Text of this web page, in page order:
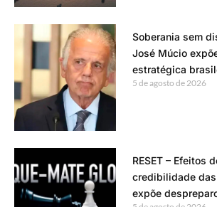
Soberania sem
José Múcio
estratégica
5 de agosto de 2026
RESET – Efeitos
credibilidade
expõe